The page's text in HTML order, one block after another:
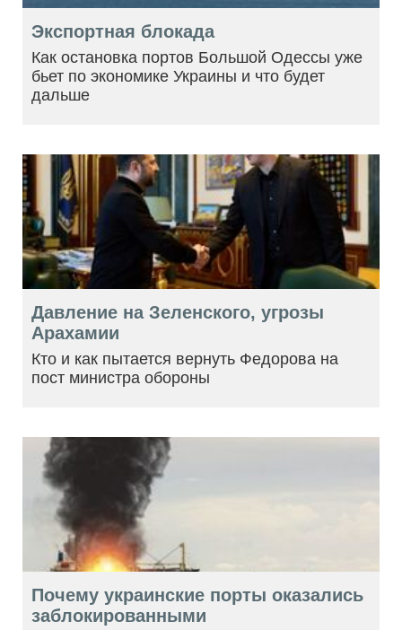
Экспортная блокада
Как остановка портов Большой Одессы уже
бьет по экономике Украины и что будет
дальше
Давление на Зеленского, угрозы
Арахамии
Кто и как пытается вернуть Федорова на
пост министра обороны
Почему украинские порты оказались
заблокированными